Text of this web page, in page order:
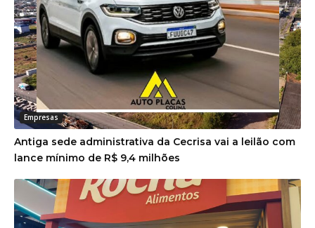
Empresas
Antiga sede administrativa da Cecrisa vai a leilão com
lance mínimo de R$ 9,4 milhões